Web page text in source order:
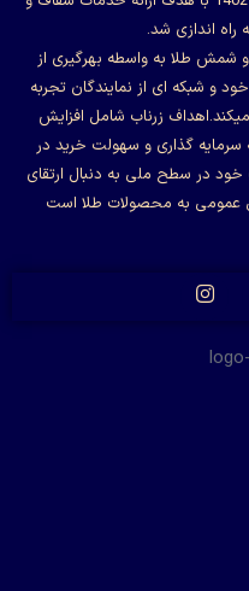
اندازی شد.
طلا به واسطه بهرگیری از
و شبکه ای از نمایندگان تجربه
زرناب شامل افزایش
سرمایه گذاری و سهولت خرید در
در سطح ملی به دنبال ارتقای
عمومی به محصولات طلا است